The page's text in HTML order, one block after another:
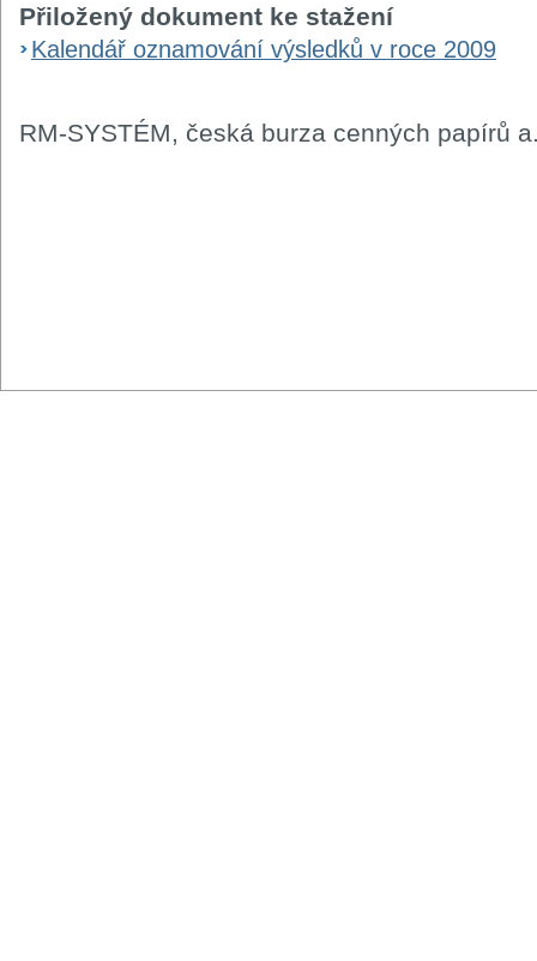
Přiložený dokument ke stažení
Kalendář oznamování výsledků v roce 2009
RM-SYSTÉM, česká burza cenných papírů